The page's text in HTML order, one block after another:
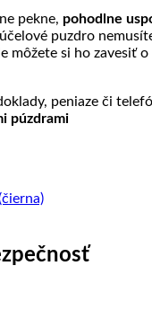
pekne, pohodlne
puzdro
môžete si ho zavesiť
peniaze či
púzdrami